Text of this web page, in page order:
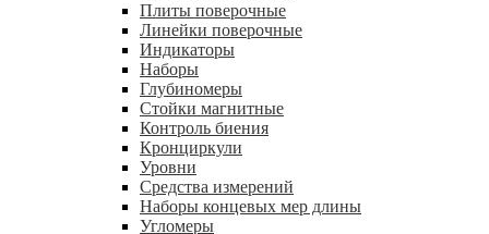
Плиты поверочные
Линейки поверочные
Индикаторы
Наборы
Глубиномеры
Стойки магнитные
Контроль биения
Кронциркули
Уровни
Средства измерений
Наборы концевых мер длины
Угломеры